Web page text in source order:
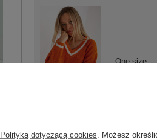
One size
Polityką dotyczącą cookies . Możesz